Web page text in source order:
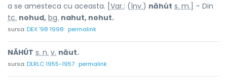
a se amesteca cu aceasta. [ Var.: (înv.) năhút s. m. ] – Din
tc. nohud, bg. nahut, nohut.
sursa:DEX '98 1998 permalink
NĂHÚT s. n. v. năut.
sursa:DLRLC 1955-1957 permalink